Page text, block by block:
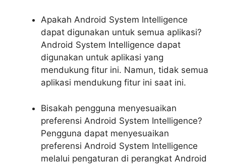
Apakah Android System Intelligence
dapat digunakan untuk semua aplikasi?
Android System Intelligence dapat
digunakan untuk aplikasi yang
mendukung fitur ini. Namun, tidak semua
aplikasi mendukung fitur ini saat ini.
Bisakah pengguna menyesuaikan
preferensi Android System Intelligence?
Pengguna dapat menyesuaikan
preferensi Android System Intelligence
melalui pengaturan di perangkat Android